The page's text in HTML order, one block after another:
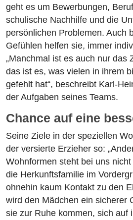
geht es um Bewerbungen,
schulische Nachhilfe und die
persönlichen Problemen. Auch
Gefühlen helfen sie, immer
„Manchmal ist es auch nur das
das ist es, was vielen in ihrem
gefehlt hat“, beschreibt Karl-
der Aufgaben seines Teams.
Chance auf eine
Seine Ziele in der speziellen
der versierte Erzieher so:
Wohnformen steht bei uns
die Herkunftsfamilie im
ohnehin kaum Kontakt zu den
wird den Mädchen ein sicherer
sie zur Ruhe kommen, sich auf